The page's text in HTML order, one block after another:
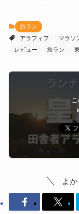
旅ラン
アラフィフ
マラソ
レビュー
旅ラン
よ